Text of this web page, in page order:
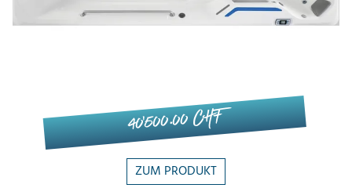
40'500.00 CHF
ZUM PRODUKT